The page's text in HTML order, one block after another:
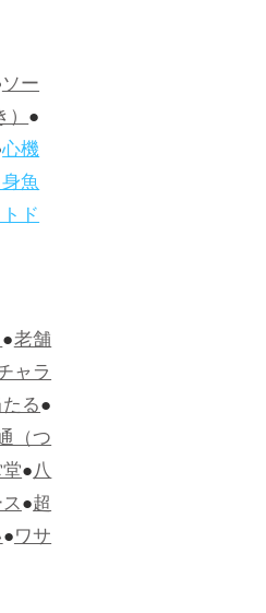
ソー
）●
心機
魚
ド
●老舗
ャラ
る●
（つ
●八
●超
●ワサ